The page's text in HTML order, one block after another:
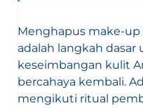
Menghapus make-
adalah langkah
keseimbangan kulit
bercahaya kembali.
mengikuti ritual